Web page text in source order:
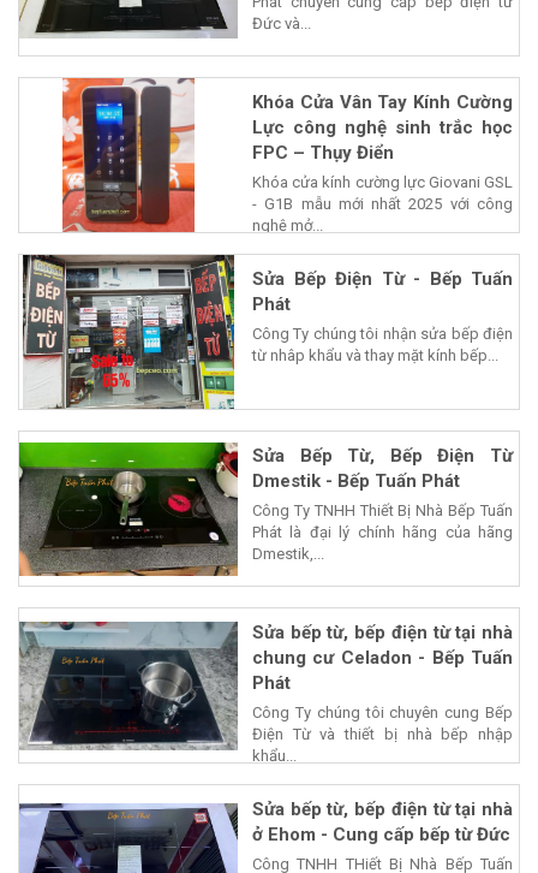
Đức và...
Khóa Cửa Vân Tay Kính Cường
Lực công nghệ sinh trắc học
FPC – Thụy Điển
Khóa cửa kính cường lực Giovani GSL
- G1B mẫu mới nhất 2025 với công
nghệ mở...
Sửa Bếp Điện Từ - Bếp Tuấn
Phát
Công Ty chúng tôi nhận sửa bếp điện
từ nhâp khẩu và thay mặt kính bếp...
Sửa Bếp Từ, Bếp Điện Từ
Dmestik - Bếp Tuấn Phát
Công Ty TNHH Thiết Bị Nhà Bếp Tuấn
Phát là đại lý chính hãng của hãng
Dmestik,...
Sửa bếp từ, bếp điện từ tại nhà
chung cư Celadon - Bếp Tuấn
Phát
Công Ty chúng tôi chuyên cung Bếp
Điện Từ và thiết bị nhà bếp nhập
khẩu...
Sửa bếp từ, bếp điện từ tại nhà
ở Ehom - Cung cấp bếp từ Đức
Công TNHH THiết Bị Nhà Bếp Tuấn